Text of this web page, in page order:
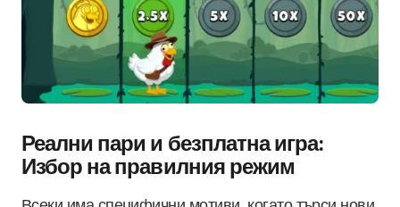
Реални пари и безплатна игра:
Избор на правилния режим